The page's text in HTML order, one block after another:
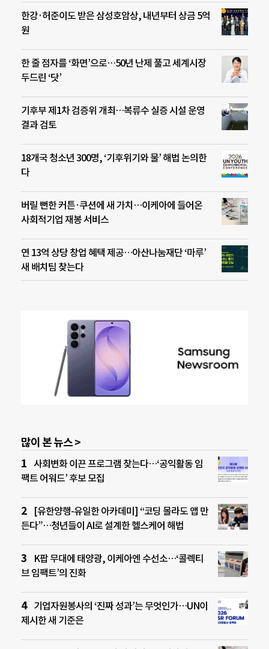
한강·허준이도 받은 삼성호암상, 내년부터 상금 5억
원
한 줄 점자를 ‘화면’으로…50년 난제 풀고 세계시장
두드린 ‘닷’
기후부 제1차 검증위 개최…복류수 실증 시설 운영
결과 검토
18개국 청소년 300명, ‘기후위기와 물’ 해법 논의한
다
버릴 뻔한 커튼·쿠션에 새 가치…이케아에 들어온
사회적기업 재봉 서비스
연 13억 상당 창업 혜택 제공…아산나눔재단 ‘마루’
새 배치팀 찾는다
많이 본 뉴스 >
사회변화 이끈 프로그램 찾는다…‘공익활동 임
팩트 어워드’ 후보 모집
[유한양행-유일한 아카데미] “코딩 몰라도 앱 만
든다”…청년들이 AI로 설계한 헬스케어 해법
K팝 무대에 태양광, 이케아엔 수선소…‘콜렉티
브 임팩트’의 진화
기업자원봉사의 ‘진짜 성과’는 무엇인가…UN이
제시한 새 기준은